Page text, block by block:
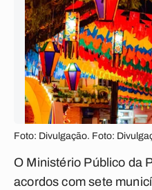
Foto: Divulgação. Foto:
O Ministério Público da
acordos com sete